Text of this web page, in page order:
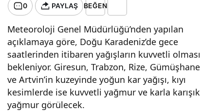
0 PAYLAŞ BEĞEN
Meteoroloji Genel Müdürlüğü’nden yapılan
açıklamaya göre, Doğu Karadeniz’de gece
saatlerinden itibaren yağışların kuvvetli olması
bekleniyor. Giresun, Trabzon, Rize, Gümüşhane
ve Artvin’in kuzeyinde yoğun kar yağışı, kıyı
kesimlerde ise kuvvetli yağmur ve karla karışık
yağmur görülecek.